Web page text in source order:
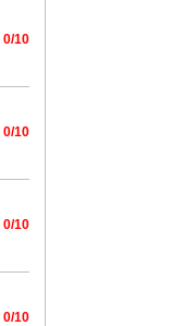
0/10
0/10
0/10
0/10